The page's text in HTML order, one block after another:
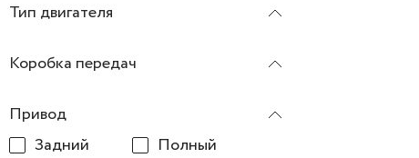
Тип двигателя
Коробка передач
Привод
Задний
Полный